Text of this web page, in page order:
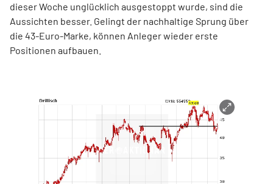
dieser Woche unglücklich ausgestoppt wurde, sind die
Aussichten besser. Gelingt der nachhaltige Sprung über
die 43-Euro-Marke, können Anleger wieder erste
Positionen aufbauen.